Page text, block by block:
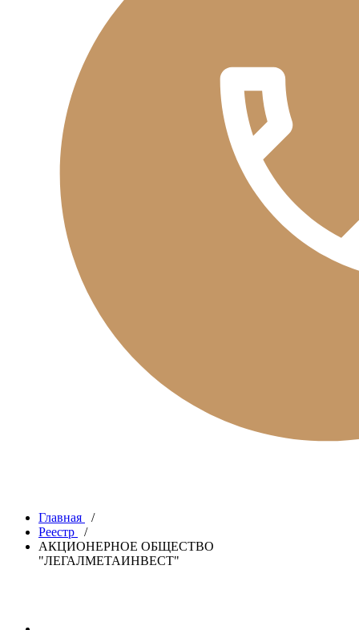
Главная
/
Реестр
/
АКЦИОНЕРНОЕ ОБЩЕСТВО
"ЛЕГАЛМЕТАИНВЕСТ"